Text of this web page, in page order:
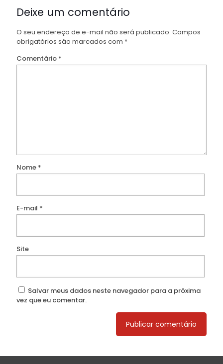
Deixe um comentário
O seu endereço de e-mail não será publicado. Campos
obrigatórios são marcados com *
Comentário *
Nome *
E-mail *
Site
Salvar meus dados neste navegador para a próxima
vez que eu comentar.